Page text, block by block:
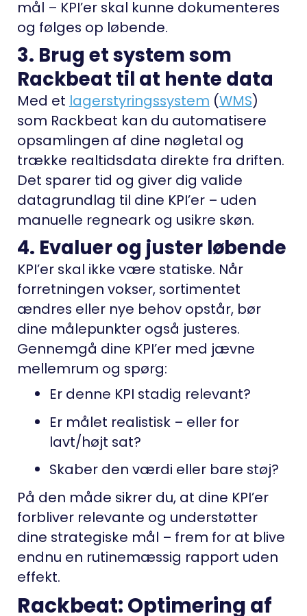
mål – KPI’er skal kunne dokumenteres
og følges op løbende.
3. Brug et system som
Rackbeat til at hente data
Med et lagerstyringssystem (WMS)
som Rackbeat kan du automatisere
opsamlingen af dine nøgletal og
trække realtidsdata direkte fra driften.
Det sparer tid og giver dig valide
datagrundlag til dine KPI’er – uden
manuelle regneark og usikre skøn.
4. Evaluer og juster løbende
KPI’er skal ikke være statiske. Når
forretningen vokser, sortimentet
ændres eller nye behov opstår, bør
dine målepunkter også justeres.
Gennemgå dine KPI’er med jævne
mellemrum og spørg:
Er denne KPI stadig relevant?
Er målet realistisk – eller for
lavt/højt sat?
Skaber den værdi eller bare støj?
På den måde sikrer du, at dine KPI’er
forbliver relevante og understøtter
dine strategiske mål – frem for at blive
endnu en rutinemæssig rapport uden
effekt.
Rackbeat: Optimering af